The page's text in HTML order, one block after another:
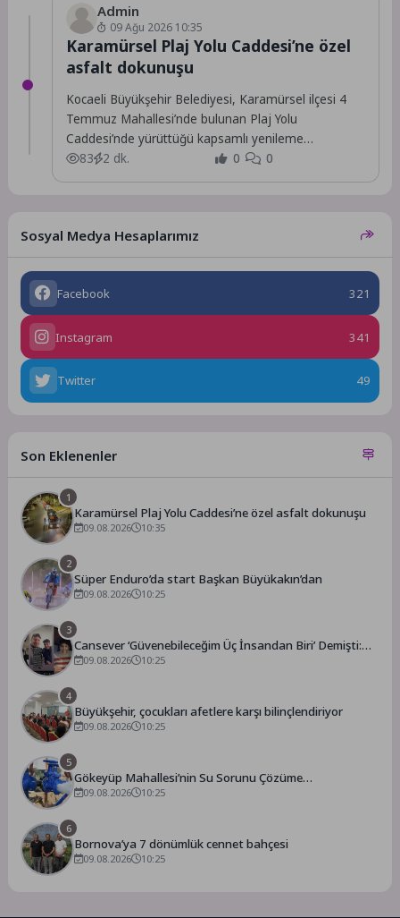
Admin
09 Ağu 2026 10:35
Karamürsel Plaj Yolu Caddesi’ne özel
asfalt dokunuşu
Kocaeli Büyükşehir Belediyesi, Karamürsel ilçesi 4
Temmuz Mahallesi’nde bulunan Plaj Yolu
Caddesi’nde yürüttüğü kapsamlı yenileme
çalışmalarını tamamladı.
83 2 dk. 0 0
Sosyal Medya Hesaplarımız
Facebook 321
Instagram 341
Twitter 49
Son Eklenenler
1
Karamürsel Plaj Yolu Caddesi’ne özel asfalt dokunuşu
09.08.2026 10:35
2
Süper Enduro’da start Başkan Büyükakın’dan
09.08.2026 10:25
3
Cansever ‘Güvenebileceğim Üç İnsandan Biri’ Demişti:
Mahmut Görgen’den Cansever’e Duygusal Veda
09.08.2026 10:25
4
Büyükşehir, çocukları afetlere karşı bilinçlendiriyor
09.08.2026 10:25
5
Gökeyüp Mahallesi’nin Su Sorunu Çözüme
Kavuşturuldu
09.08.2026 10:25
6
Bornova’ya 7 dönümlük cennet bahçesi
09.08.2026 10:25